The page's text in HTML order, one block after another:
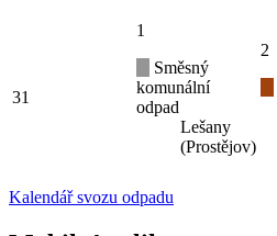
31
1
Směsný
komunální
odpad
Lešany
(Prostějov)
2
Kalendář svozu odpadu